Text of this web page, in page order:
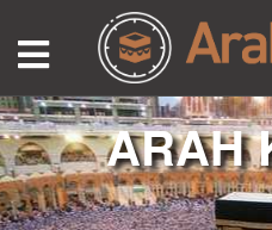
ARAH